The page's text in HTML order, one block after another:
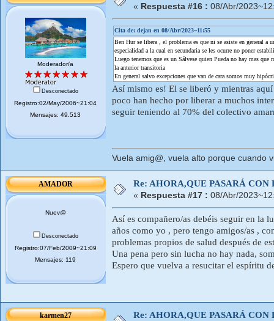
Moderador/a
Desconectado
Registro:02/May/2006~21:04
Mensajes: 49.513
« Respuesta #16 : 08/Abr/
Cita de: dejan en 08/Abr/2023~11:55
Ben Hur se libera , el problema es que ni se asiste en general
especialidad a la cual en secundaria se les ocurre no poner
Luego tenemos que es un Sálvese quien Pueda no hay mas
la anterior transitoria
En general salvo excepciones que van de cara somos muy
Así mismo es! El se liberó y mientras
poco han hecho por liberar a muchos
seguir teniendo al 70% del colectivo
Vuela amig@, vuela alto porque cuando
AMADOR
Nuev@
Desconectado
Registro:07/Feb/2009~21:09
Mensajes: 119
Re: AHORA,QUE PASARÁ
« Respuesta #17 : 08/Abr/
Así es compañero/as debéis seguir en la
años como yo , pero tengo amigos/as ,
problemas propios de salud después de
Una pena pero sin lucha no hay nada,
Espero que vuelva a resucitar el espíritu
karmen27 Re: AHORA,QUE PASARÁ